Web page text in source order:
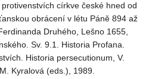
církve české hned od
obrácení v létu Páně 894 až
Druhého, Lešno 1655,
Sv. 9.1. Historia Profana.
Historia persecutionum, V.
Kyralová (eds.), 1989.